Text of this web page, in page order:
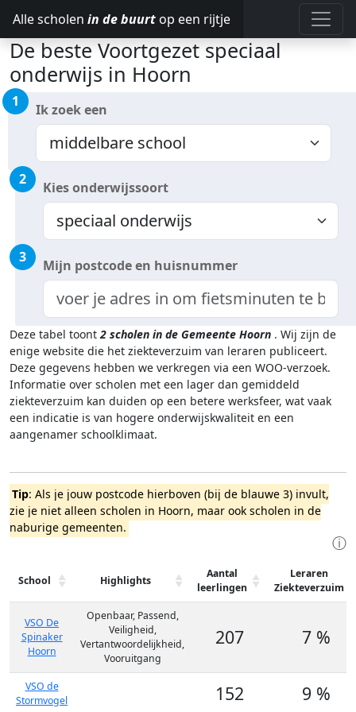
Alle scholen in de buurt op een rijtje
De beste Voortgezet speciaal
onderwijs in Hoorn
1 Ik zoek een
2 Kies onderwijssoort
3 Mijn postcode en huisnummer
Deze tabel toont2 scholen in de Gemeente Hoorn . Wij zijn de
enige website die het ziekteverzuim van leraren publiceert.
Deze gegevens hebben we verkregen via een WOO-verzoek.
Informatie over scholen met een lager dan gemiddeld
ziekteverzuim kan duiden op een betere werksfeer, wat vaak
een indicatie is van hogere onderwijskwaliteit en een
aangenamer schoolklimaat.
Tip: Als je jouw postcode hierboven (bij de blauwe 3) invult,
zie je niet alleen scholen in Hoorn, maar ook scholen in de
naburige gemeenten.
ⓘ
School Highlights
Aantal
leerlingen
Leraren
Ziekteverzuim
VSO De
Spinaker
Hoorn
Openbaar, Passend,
Veiligheid,
Vertantwoordelijkheid,
Vooruitgang
207 7 %
VSO de
Stormvogel
152 9 %